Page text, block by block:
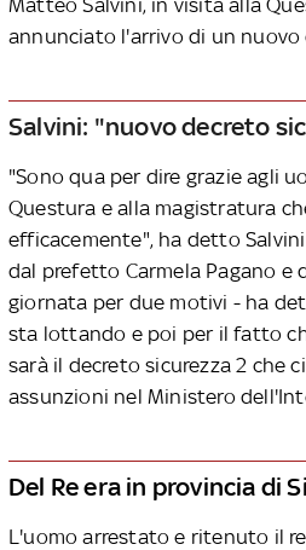
Matteo Salvini, in visita alla
annunciato l'arrivo di un nuovo
Salvini: "nuovo decreto
"Sono qua per dire grazie agli
Questura e alla magistratura
efficacemente", ha detto
dal prefetto Carmela Pagano e
giornata per due motivi - ha
sta lottando e poi per il fatto
sarà il decreto sicurezza 2 che
assunzioni nel Ministero
Del Re era in provincia di
L'uomo arrestato e ritenuto il